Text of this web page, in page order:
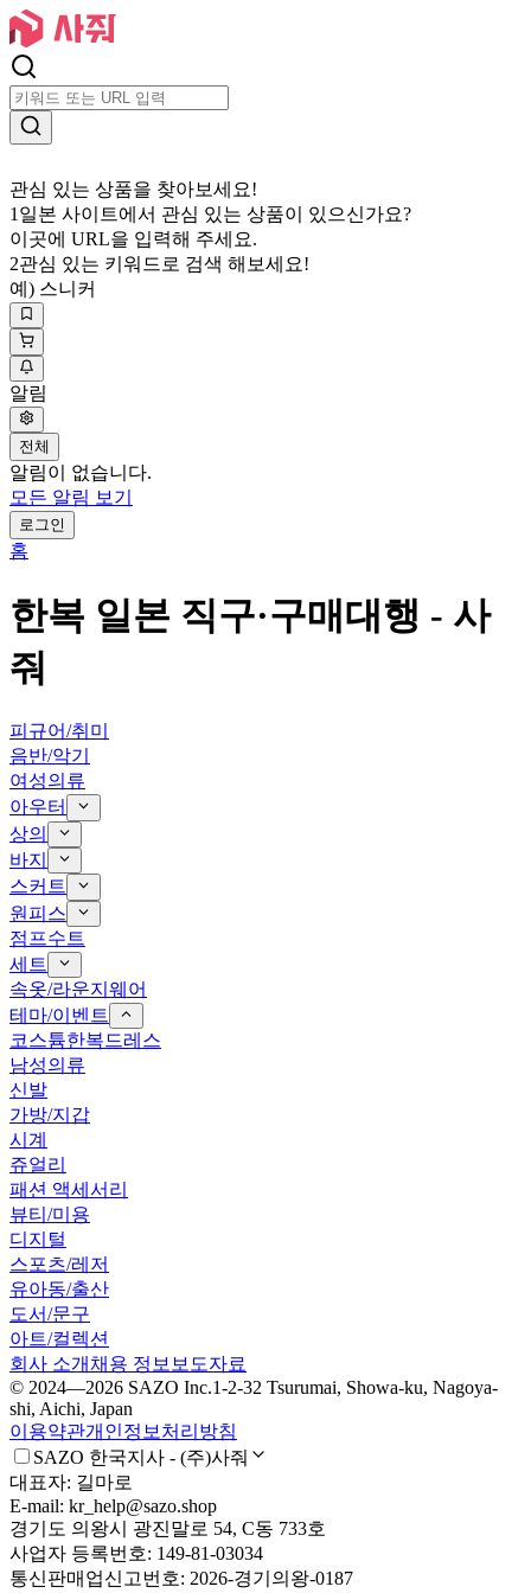
관심 있는 상품을 찾아보세요!
1 일본 사이트에서 관심 있는 상품이 있으신가요?
이곳에 URL을 입력해 주세요.
2관심 있는 키워드로 검색 해보세요!
예) 스니커
알림
전체
알림이 없습니다.
모든 알림 보기
로그인
홈
한복 일본 직구·구매대행 - 사
줘
피규어/취미
음반/악기
여성의류
아우터
상의
바지
스커트
원피스
점프수트
세트
속옷/라운지웨어
테마/이벤트
코스튬한복드레스
남성의류
신발
가방/지갑
시계
쥬얼리
패션 액세서리
뷰티/미용
디지털
스포츠/레저
유아동/출산
도서/문구
아트/컬렉션
회사 소개채용 정보보도자료
© 2024—2026 SAZO Inc.1-2-32 Tsurumai, Showa-ku, Nagoya-
shi, Aichi, Japan
이용약관개인정보처리방침
SAZO 한국지사 - (주)사줘
대표자: 길마로
E-mail: kr_help@sazo.shop
경기도 의왕시 광진말로 54, C동 733호
사업자 등록번호: 149-81-03034
통신판매업신고번호: 2026-경기의왕-0187